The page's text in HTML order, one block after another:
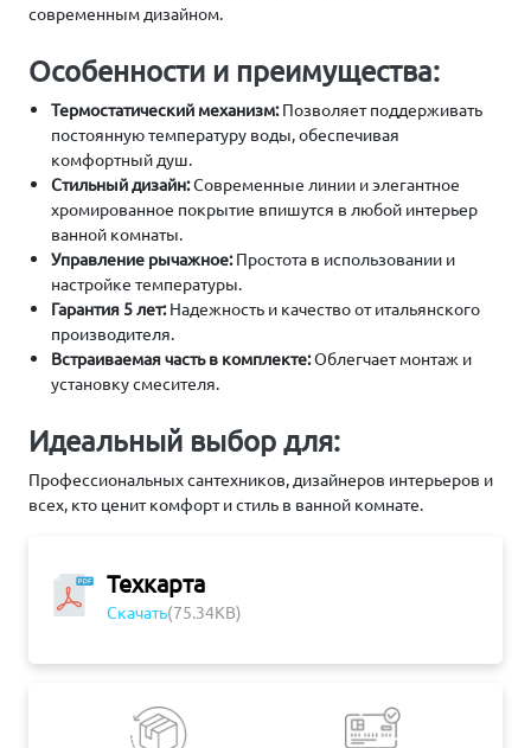
Техкарта
Скачать(75.34KB)
современным дизайном.
Особенности и преимущества:
Термостатический механизм:Позволяет поддерживать
постоянную температуру воды, обеспечивая
комфортный душ.
Стильный дизайн:Современные линии и элегантное
хромированное покрытие впишутся в любой интерьер
ванной комнаты.
Управление рычажное:Простота в использовании и
настройке температуры.
Гарантия 5 лет:Надежность и качество от итальянского
производителя.
Встраиваемая часть в комплекте:Облегчает монтаж и
установку смесителя.
Идеальный выбор для:
Профессиональных сантехников, дизайнеров интерьеров и
всех, кто ценит комфорт и стиль в ванной комнате.